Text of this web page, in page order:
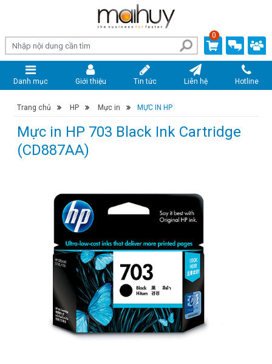
0
Danh mục Giới thiệu Tin tức Liên hệ Hotline
Trang chủ › HP › Mực in › MỰC IN HP
Mực in HP 703 Black Ink Cartridge
(CD887AA)